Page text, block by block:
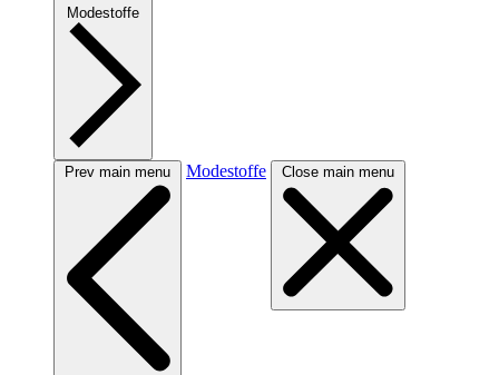
Modestoffe
Prev main menu Modestoffe Close main menu